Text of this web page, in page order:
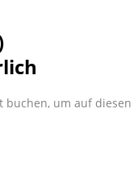
buchen, um auf diesen